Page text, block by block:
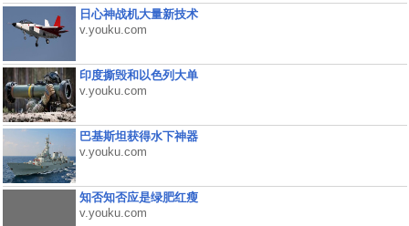
日心神战机大量新技术
v.youku.com
印度撕毁和以色列大单
v.youku.com
巴基斯坦获得水下神器
v.youku.com
知否知否应是绿肥红瘦
v.youku.com